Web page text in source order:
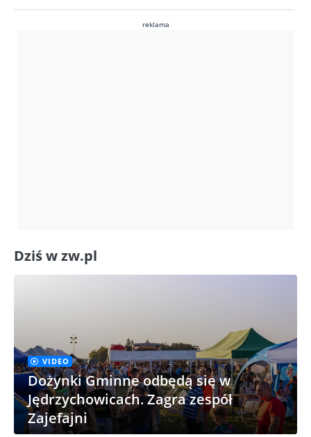
reklama
Dziś w zw.pl
VIDEO
Dożynki Gminne odbędą się w
Jędrzychowicach. Zagra zespół
Zajefajni